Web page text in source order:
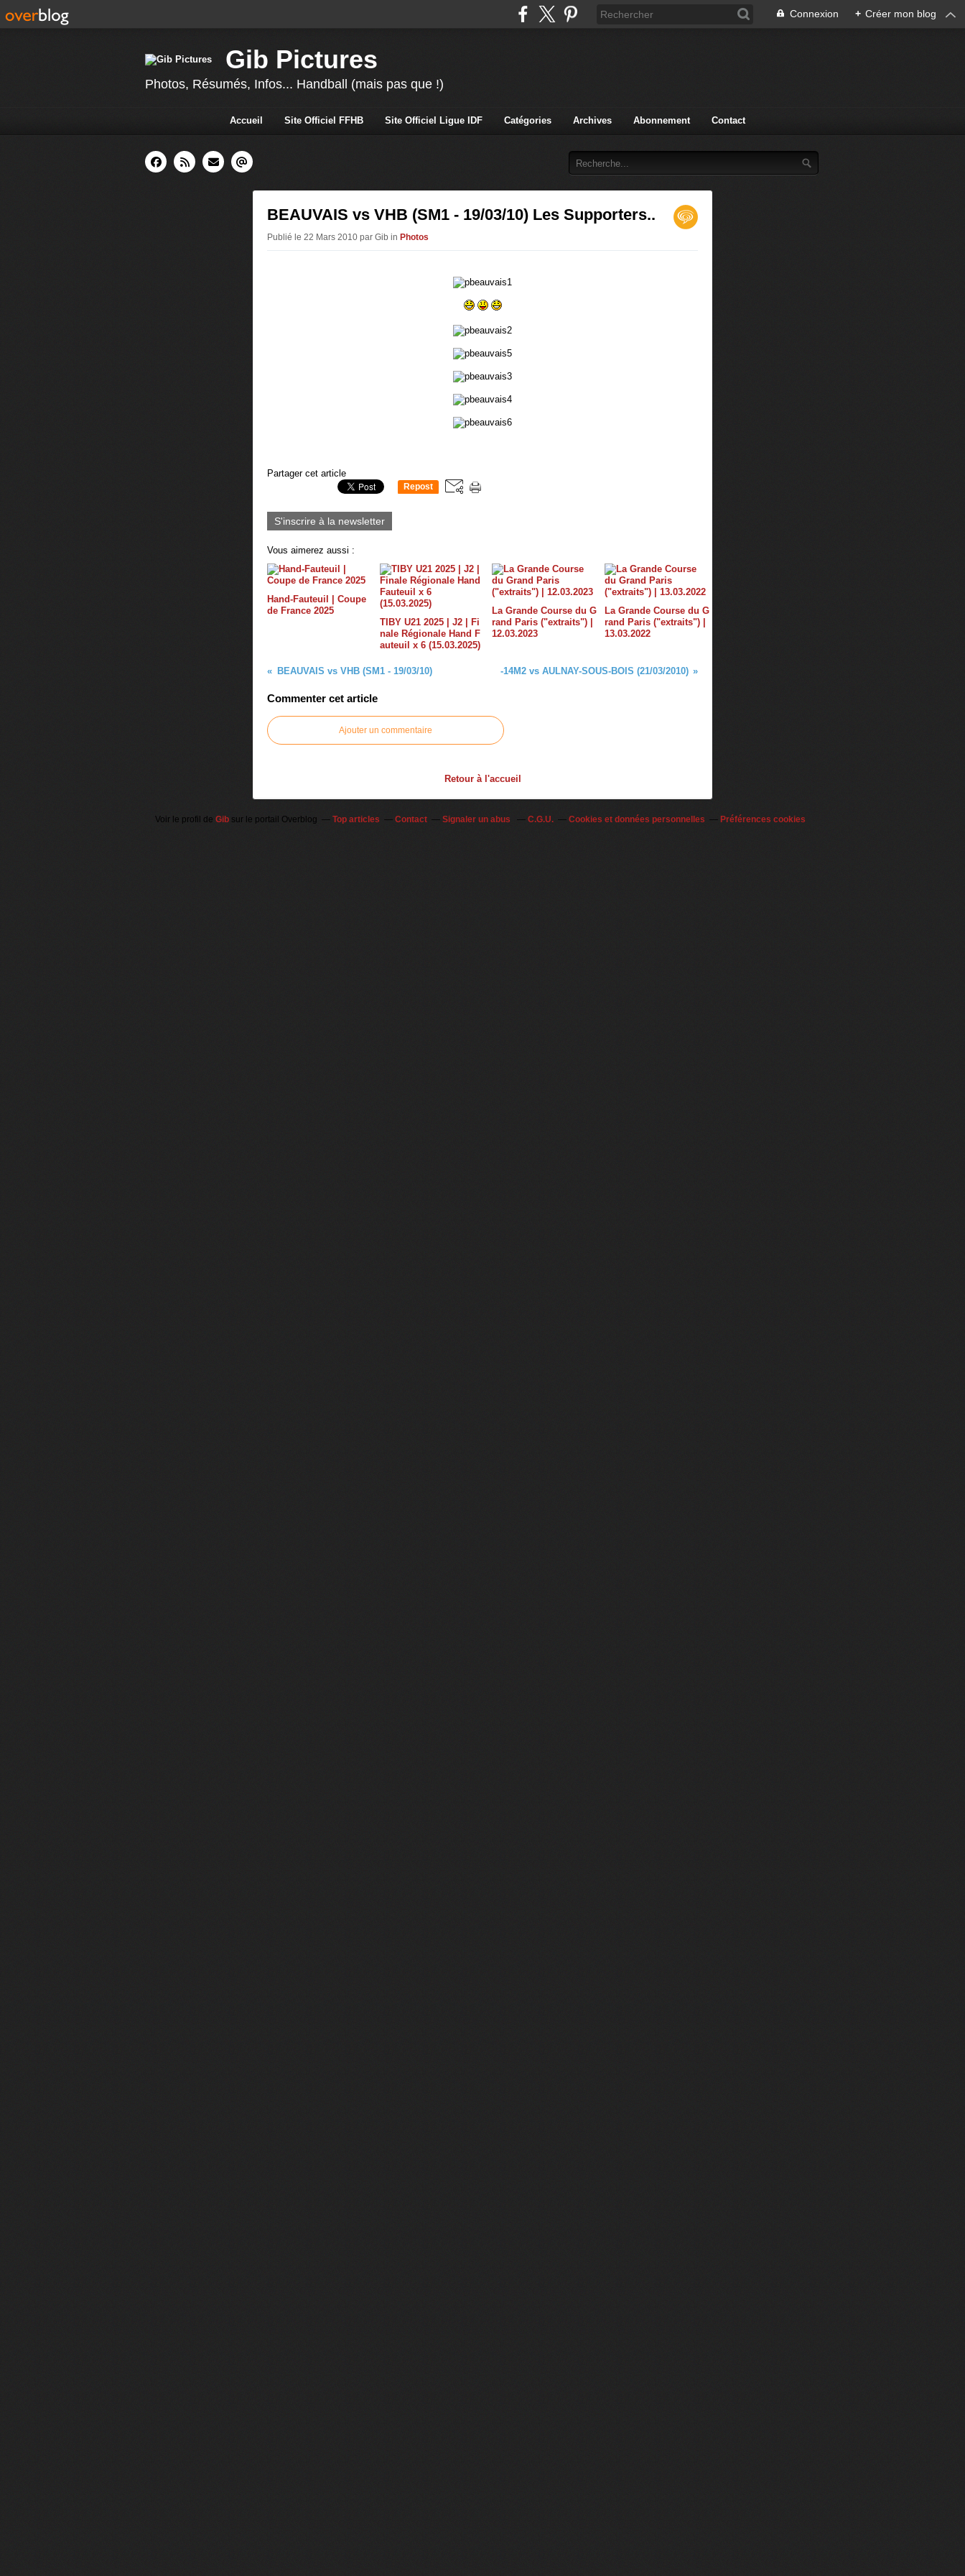
Connexion + Créer mon blog
Gib Pictures
Photos, Résumés, Infos... Handball (mais pas que !)
Accueil Site Officiel FFHB Site Officiel Ligue IDF Catégories Archives Abonnement Contact
BEAUVAIS vs VHB (SM1 - 19/03/10) Les Supporters..
Publié le 22 Mars 2010 par Gib in Photos
Partager cet article
Repost
S'inscrire à la newsletter
Vous aimerez aussi :
Hand-Fauteuil | Coupe
de France 2025
TIBY U21 2025 | J2 | Fi
nale Régionale Hand F
auteuil x 6 (15.03.2025)
La Grande Course du G
rand Paris ("extraits") |
12.03.2023
La Grande Course du G
rand Paris ("extraits") |
13.03.2022
BEAUVAIS vs VHB (SM1 - 19/03/10) -14M2 vs AULNAY-SOUS-BOIS (21/03/2010)
Commenter cet article
Ajouter un commentaire
Retour à l'accueil
Voir le profil de Gib sur le portail Overblog Top articles Contact Signaler un abus C.G.U. Cookies et données personnelles Préférences cookies